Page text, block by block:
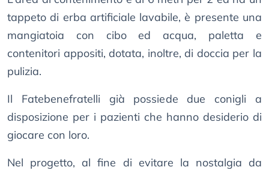
tappeto di erba artificiale lavabile, è presente una
mangiatoia con cibo ed acqua, paletta e
contenitori appositi, dotata, inoltre, di doccia per la
pulizia.
Il Fatebenefratelli già possiede due conigli a
disposizione per i pazienti che hanno desiderio di
giocare con loro.
Nel progetto, al fine di evitare la nostalgia da